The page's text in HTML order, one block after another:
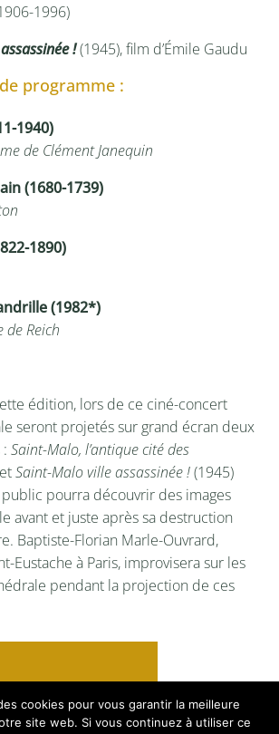
1996)
!(1945), film d’Émile Gaudu
programme :
1940)
de Clément Janequin
(1680-1739)
1890)
(1982*)
de Reich
édition, lors de ce ciné-concert
seront projetés sur grand écran deux
Saint-Malo, l’antique cité des
Saint-Malo ville assassinée !(1945)
pourra découvrir des images
avant et juste après sa destruction
Baptiste-Florian Marle-Ouvrard,
Eustache à Paris, improvisera sur les
pendant la projection de ces
cookies pour vous garantir la meilleure
site web. Si vous continuez à utiliser ce